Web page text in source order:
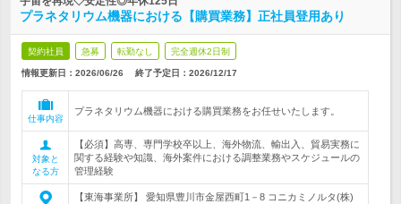
プラネタリウム機器における【購買業務】正社員登用あり
契約社員 急募 転勤なし 完全週休2日制
情報更新日：2026/06/26 終了予定日： 2026/12/17
仕事内容
プラネタリウム機器における購買業務をお任せいたします。
対象と
なる方
【必須】高専、専門学校卒以上、海外物流、輸出入、貿易実務に
関する経験や知識、海外案件における調整業務やスケジュールの
管理経験
【東海事業所】 愛知県豊川市金屋西町1－8 コニカミノルタ(株)